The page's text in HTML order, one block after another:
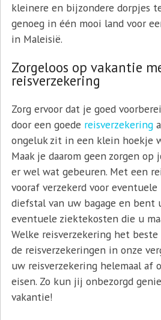
kleinere en bijzondere dorpjes
genoeg in één mooi land voor
in Maleisië.
Zorgeloos op vakantie
reisverzekering
Zorg ervoor dat je goed
door een goede reisverzekering
ongeluk zit in een klein hoekje
Maak je daarom geen zorgen
er wel wat gebeuren. Met een
vooraf verzekerd voor
diefstal van uw bagage en bent
eventuele ziektekosten die u
Welke reisverzekering het
de reisverzekeringen in onze
uw reisverzekering helemaal af
eisen. Zo kun jij onbezorgd
vakantie!